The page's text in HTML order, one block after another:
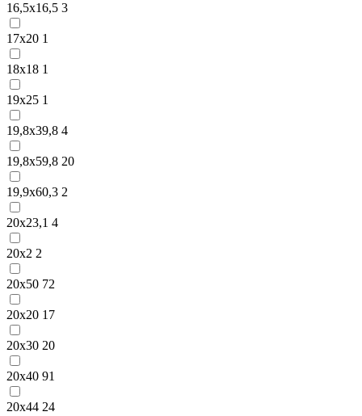
16,5х16,5 3
17х20 1
18х18 1
19х25 1
19,8х39,8 4
19,8х59,8 20
19,9х60,3 2
20х23,1 4
20х2 2
20х50 72
20х20 17
20х30 20
20х40 91
20х44 24